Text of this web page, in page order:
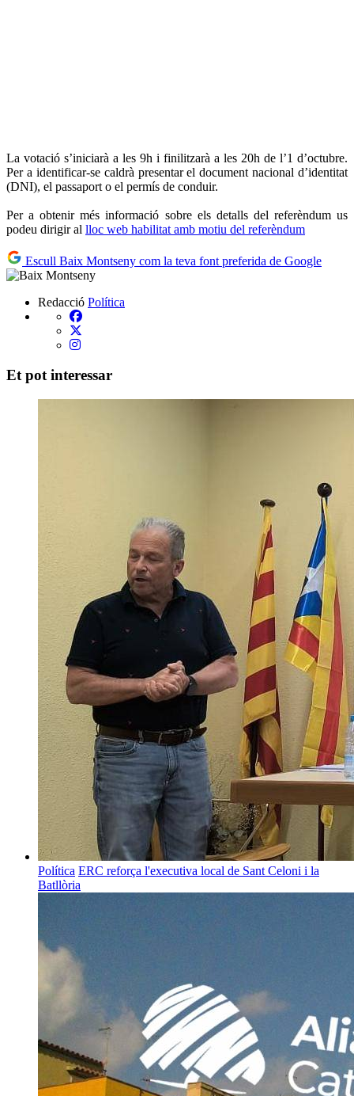
La votació s’iniciarà a les 9h i finilitzarà a les 20h de l’1 d’octubre.
Per a identificar-se caldrà presentar el document nacional d’identitat
(DNI), el passaport o el permís de conduir.
Per a obtenir més informació sobre els detalls del referèndum us
podeu dirigir al lloc web habilitat amb motiu del referèndum
Escull Baix Montseny com la teva font preferida de Google
Redacció Política
Et pot interessar
Política ERC reforça l'executiva local de Sant Celoni i la
Batllòria